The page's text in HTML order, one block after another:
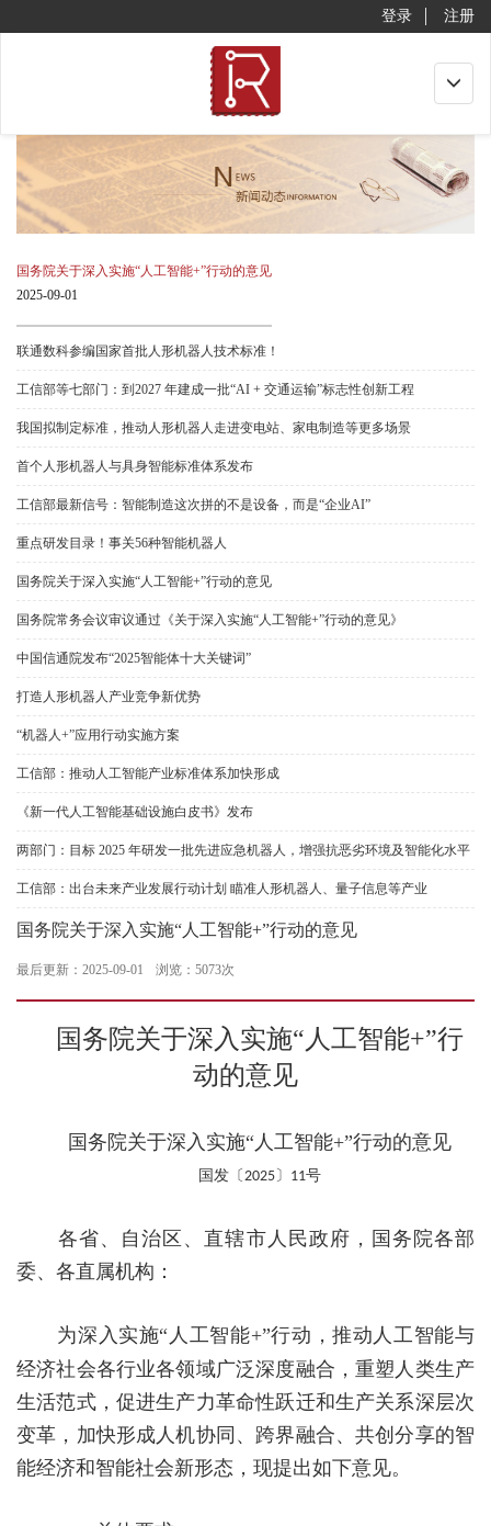
登录 注册
Toggle
国务院关于深入实施“人工智能+”行动的意见
2025-09-01
联通数科参编国家首批人形机器人技术标准！
工信部等七部门：到2027 年建成一批“AI + 交通运输”标志性创新工程
我国拟制定标准，推动人形机器人走进变电站、家电制造等更多场景
首个人形机器人与具身智能标准体系发布
工信部最新信号：智能制造这次拼的不是设备，而是“企业AI”
重点研发目录！事关56种智能机器人
国务院关于深入实施“人工智能+”行动的意见
国务院常务会议审议通过《关于深入实施“人工智能+”行动的意见》
中国信通院发布“2025智能体十大关键词”
打造人形机器人产业竞争新优势
“机器人+”应用行动实施方案
工信部：推动人工智能产业标准体系加快形成
《新一代人工智能基础设施白皮书》发布
两部门：目标 2025 年研发一批先进应急机器人，增强抗恶劣环境及智能化水平
工信部：出台未来产业发展行动计划 瞄准人形机器人、量子信息等产业
国务院关于深入实施“人工智能+”行动的意见
最后更新：2025-09-01 浏览：5073次
国务院关于深入实施“人工智能+”行
动的意见
国务院关于深入实施“人工智能+”行动的意见
国发〔 2025 〕 11号
各省、自治区、直辖市人民政府，国务院各部
委、各直属机构：
为深入实施“人工智能+”行动，推动人工智能与
经济社会各行业各领域广泛深度融合，重塑人类生产
生活范式，促进生产力革命性跃迁和生产关系深层次
变革，加快形成人机协同、跨界融合、共创分享的智
能经济和智能社会新形态，现提出如下意见。